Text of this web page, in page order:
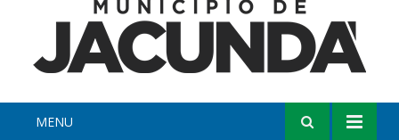
MENU